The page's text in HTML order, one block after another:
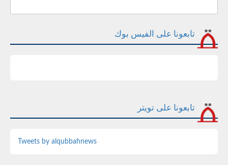
تابعونا على الفيس بوك
تابعونا على تويتر
Tweets by alqubbahnews